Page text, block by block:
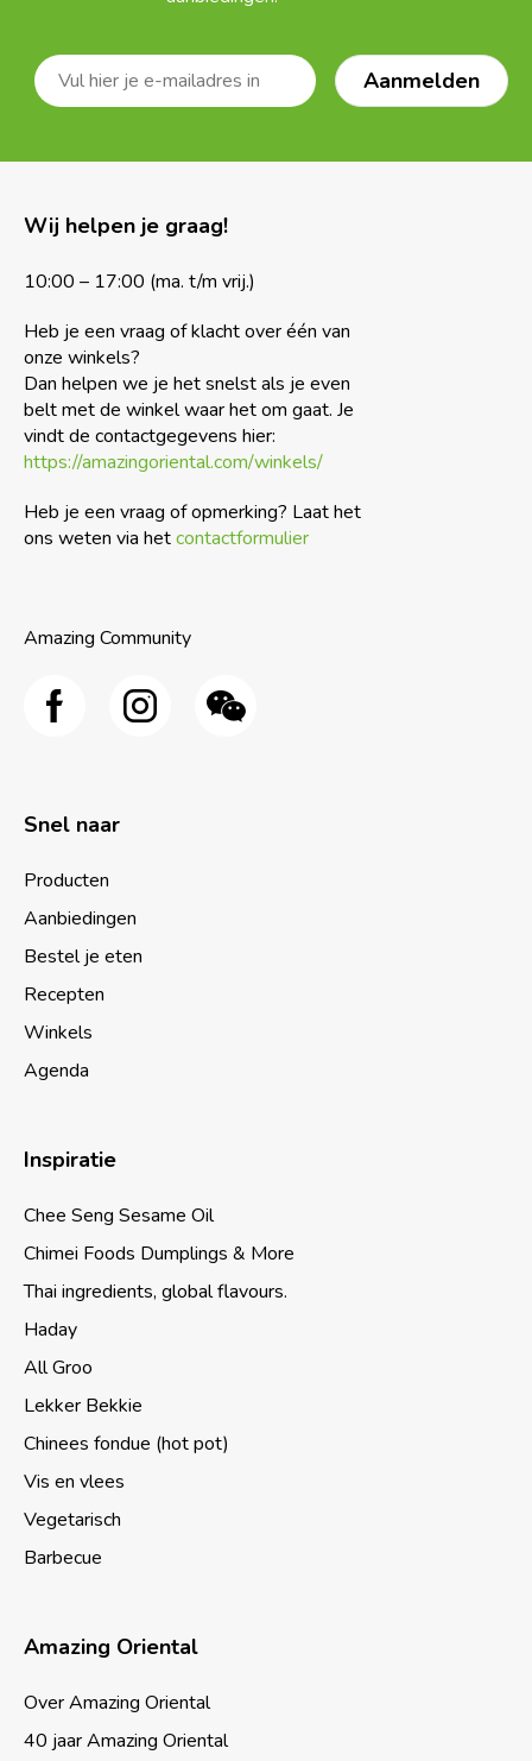
Wij helpen je graag!
10:00 – 17:00 (ma. t/m vrij.)
Heb je een vraag of klacht over één van
onze winkels?
Dan helpen we je het snelst als je even
belt met de winkel waar het om gaat. Je
vindt de contactgegevens hier:
https://amazingoriental.com/winkels/
Heb je een vraag of opmerking? Laat het
ons weten via hetcontactformulier
Amazing Community
Snel naar
Producten
Aanbiedingen
Bestel je eten
Recepten
Winkels
Agenda
Inspiratie
Chee Seng Sesame Oil
Chimei Foods Dumplings & More
Thai ingredients, global flavours.
Haday
All Groo
Lekker Bekkie
Chinees fondue (hot pot)
Vis en vlees
Vegetarisch
Barbecue
Amazing Oriental
Over Amazing Oriental
40 jaar Amazing Oriental